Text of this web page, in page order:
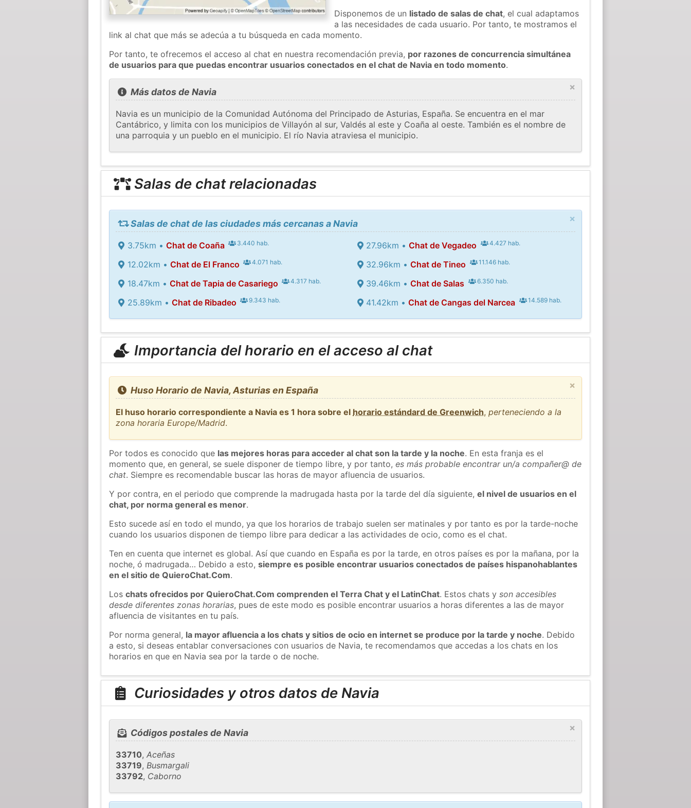
Disponemos de un listado de salas de chat, el cual adaptamos
a las necesidades de cada usuario. Por tanto, te mostramos el
link al chat que más se adecúa a tu búsqueda en cada momento.
Por tanto, te ofrecemos el acceso al chat en nuestra recomendación previa, por razones de concurrencia simultánea
de usuarios para que puedas encontrar usuarios conectados en el chat de Navia en todo momento.
×
Más datos de Navia
Navia es un municipio de la Comunidad Autónoma del Principado de Asturias, España. Se encuentra en el mar
Cantábrico, y limita con los municipios de Villayón al sur, Valdés al este y Coaña al oeste. También es el nombre de
una parroquia y un pueblo en el municipio. El río Navia atraviesa el municipio.
Salas de chat relacionadas
×
Salas de chat de las ciudades más cercanas a Navia
3.75km • Chat de Coaña 3.440 hab.
12.02km • Chat de El Franco 4.071 hab.
18.47km • Chat de Tapia de Casariego 4.317 hab.
25.89km • Chat de Ribadeo 9.343 hab.
27.96km •Chat de Vegadeo 4.427 hab.
32.96km •Chat de Tineo 11.146 hab.
39.46km •Chat de Salas 6.350 hab.
41.42km •Chat de Cangas del Narcea 14.589 hab.
Importancia del horario en el acceso al chat
×
Huso Horario de Navia, Asturias en España
El huso horario correspondiente a Navia es 1 hora sobre el horario estándard de Greenwich,perteneciendo a la
zona horaria Europe/Madrid.
Por todos es conocido que las mejores horas para acceder al chat son la tarde y la noche. En esta franja es el
momento que, en general, se suele disponer de tiempo libre, y por tanto,es más probable encontrar un/a compañer@ de
chat. Siempre es recomendable buscar las horas de mayor afluencia de usuarios.
Y por contra, en el periodo que comprende la madrugada hasta por la tarde del día siguiente,el nivel de usuarios en el
chat, por norma general es menor.
Esto sucede así en todo el mundo, ya que los horarios de trabajo suelen ser matinales y por tanto es por la tarde-noche
cuando los usuarios disponen de tiempo libre para dedicar a las actividades de ocio, como es el chat.
Ten en cuenta que internet es global. Así que cuando en España es por la tarde, en otros países es por la mañana, por la
noche, ó madrugada… Debido a esto,siempre es posible encontrar usuarios conectados de países hispanohablantes
en el sitio de QuieroChat.Com.
Loschats ofrecidos por QuieroChat.Com comprenden el Terra Chat y el LatinChat. Estos chats yson accesibles
desde diferentes zonas horarias, pues de este modo es posible encontrar usuarios a horas diferentes a las de mayor
afluencia de visitantes en tu país.
Por norma general, la mayor afluencia a los chats y sitios de ocio en internet se produce por la tarde y noche. Debido
a esto, si deseas entablar conversaciones con usuarios de Navia, te recomendamos que accedas a los chats en los
horarios en que en Navia sea por la tarde o de noche.
Curiosidades y otros datos de Navia
×
Códigos postales de Navia
33710,Aceñas
33719,Busmargali
33792, Caborno